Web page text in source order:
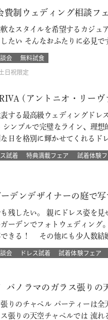
費制ウェディング相談フ
なスタイルを希望するカジュ
たい そんなおふたりに必見
会
無料試食
日祝限定
(アントニオ・リー
する最高級ウェディングド
シンプルで完璧なライン、理
日を格別に輝かせてくれるド
試着 特典満載フェア
試着体験
デンデザイナーの庭で
残したい。 親にドレス姿を
ーデンでフォトウェディング
できる！ その他にも少人数結
会 ドレス試着 試着体験フェア
パノラマのガラス張りの
りのチャペル パーティーは
ス張りの天空チャペルでは 流